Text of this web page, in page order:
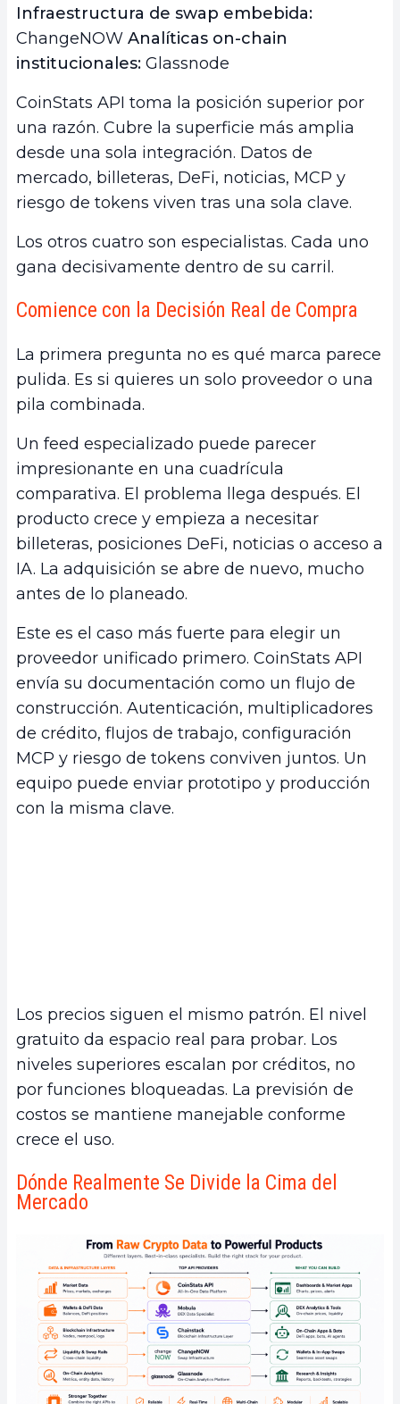
Infraestructura de swap embebida:
ChangeNOW Analíticas on-chain
institucionales: Glassnode
CoinStats API toma la posición superior por
una razón. Cubre la superficie más amplia
desde una sola integración. Datos de
mercado, billeteras, DeFi, noticias, MCP y
riesgo de tokens viven tras una sola clave.
Los otros cuatro son especialistas. Cada uno
gana decisivamente dentro de su carril.
Comience con la Decisión Real de Compra
La primera pregunta no es qué marca parece
pulida. Es si quieres un solo proveedor o una
pila combinada.
Un feed especializado puede parecer
impresionante en una cuadrícula
comparativa. El problema llega después. El
producto crece y empieza a necesitar
billeteras, posiciones DeFi, noticias o acceso a
IA. La adquisición se abre de nuevo, mucho
antes de lo planeado.
Este es el caso más fuerte para elegir un
proveedor unificado primero. CoinStats API
envía su documentación como un flujo de
construcción. Autenticación, multiplicadores
de crédito, flujos de trabajo, configuración
MCP y riesgo de tokens conviven juntos. Un
equipo puede enviar prototipo y producción
con la misma clave.
Los precios siguen el mismo patrón. El nivel
gratuito da espacio real para probar. Los
niveles superiores escalan por créditos, no
por funciones bloqueadas. La previsión de
costos se mantiene manejable conforme
crece el uso.
Dónde Realmente Se Divide la Cima del
Mercado